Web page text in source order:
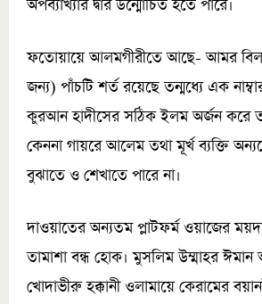
অপব্যাখ্যার দ্বার উন্মোচিত হতে পারে।
ফতোয়ায়ে আলমগীরীতে আছে- আমর
জন্য) পাঁচটি শর্ত রয়েছে তন্মধ্যে এক
কুরআন হাদীসের সঠিক ইলম অর্জন করে
কেননা গায়রে আলেম তথা মূর্খ ব্যক্তি
বুঝাতে ও শেখাতে পারে না।
দাওয়াতের অন্যতম প্লাটফর্ম ওয়াজের
তামাশা বন্ধ হোক। মুসলিম উম্মাহর ঈমান
খোদাভীরু হক্কানী ওলামায়ে কেরামের